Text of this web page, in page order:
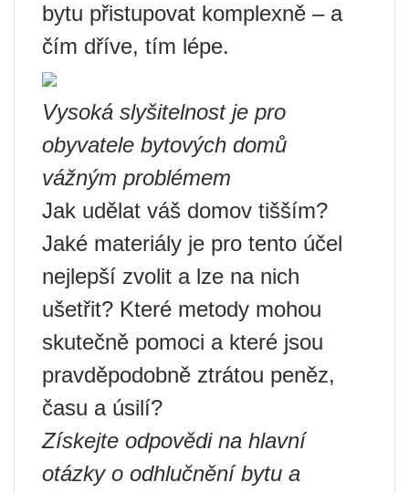
bytu přistupovat komplexně – a
čím dříve, tím lépe.
Vysoká slyšitelnost je pro
obyvatele bytových domů
vážným problémem
Jak udělat váš domov tišším?
Jaké materiály je pro tento účel
nejlepší zvolit a lze na nich
ušetřit? Které metody mohou
skutečně pomoci a které jsou
pravděpodobně ztrátou peněz,
času a úsilí?
Získejte odpovědi na hlavní
otázky o odhlučnění bytu a